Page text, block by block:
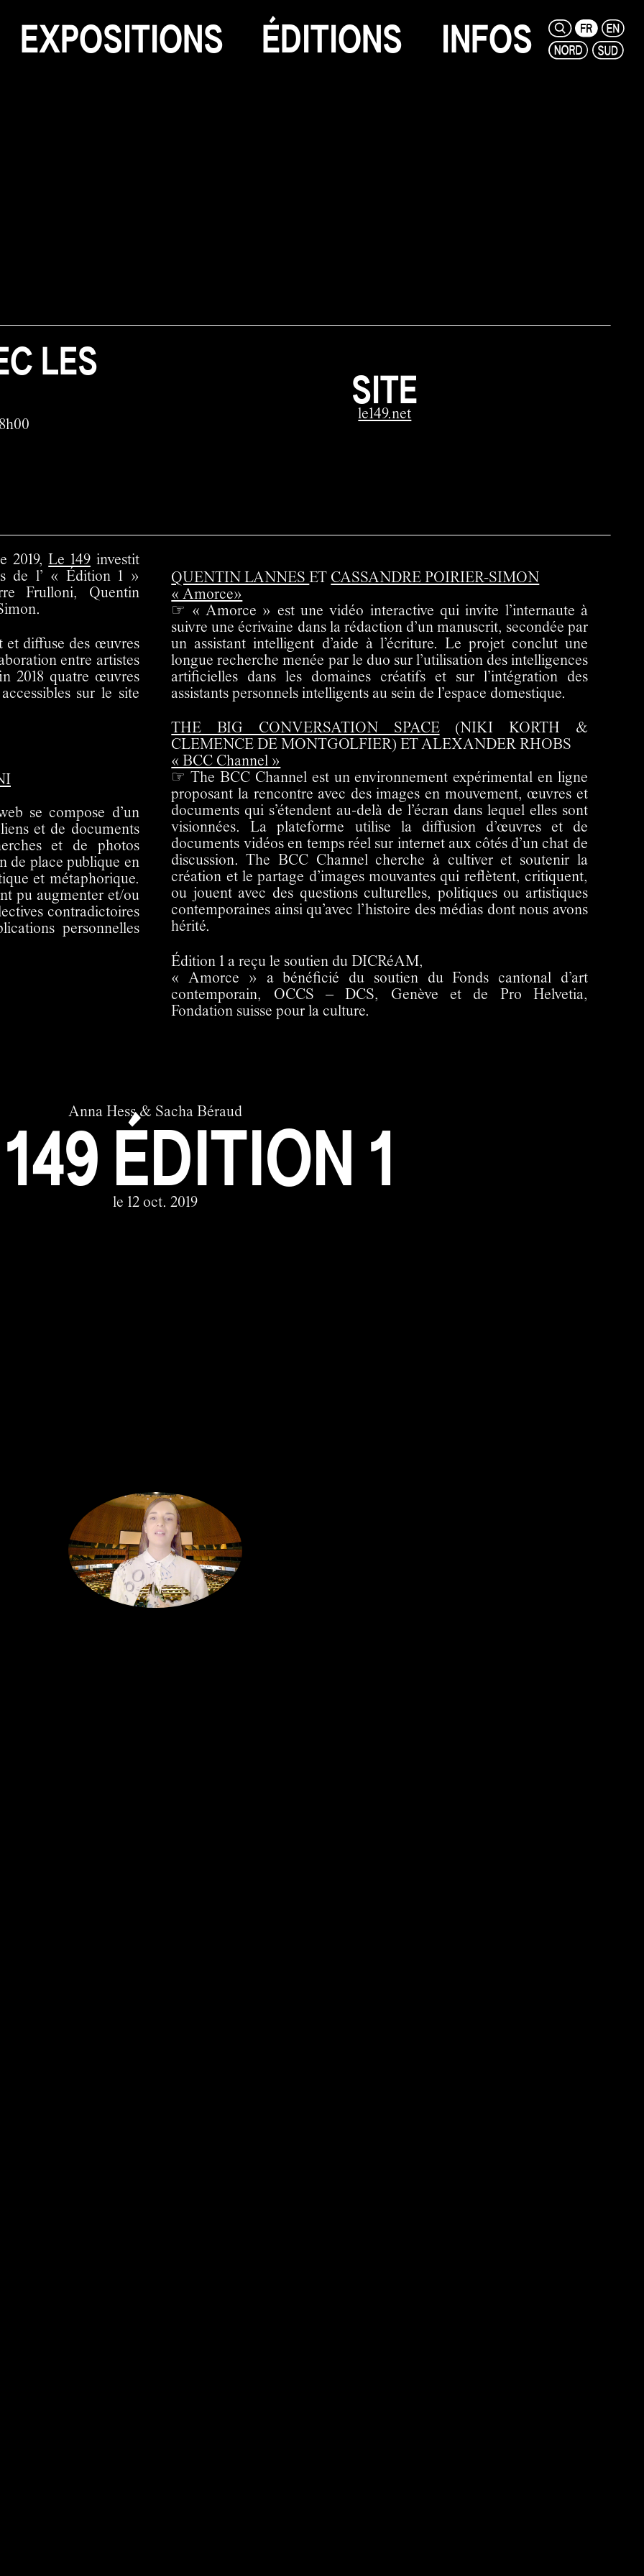
EXPOSITIONS ÉDITIONS INFOS
Anna Hess & Sacha Béraud
ÉDITION 1
le 12 oct. 2019
LES
SITE
le149.net
2019,Le 149investit
de l’ « Édition 1 »
Frulloni, Quentin
et diffuse des œuvres
entre artistes
2018 quatre œuvres
sur le site
se compose d’un
et de documents
et de photos
de place publique en
et métaphorique.
pu augmenter et/ou
contradictoires
personnelles
QUENTIN LANNESET CASSANDRE POIRIER-SIMON
« Amorce»
☞ « Amorce » est une vidéo interactive qui invite l’internaute à
suivre une écrivaine dans la rédaction d’un manuscrit, secondée par
un assistant intelligent d’aide à l’écriture. Le projet conclut une
longue recherche menée par le duo sur l’utilisation des intelligences
artificielles dans les domaines créatifs et sur l’intégration des
assistants personnels intelligents au sein de l’espace domestique.
THE BIG CONVERSATION SPACE(NIKI KORTH &
CLEMENCE DE MONTGOLFIER) ET ALEXANDER RHOBS
« BCC Channel »
☞ The BCC Channel est un environnement expérimental en ligne
proposant la rencontre avec des images en mouvement, œuvres et
documents qui s’étendent au-delà de l’écran dans lequel elles sont
visionnées. La plateforme utilise la diffusion d’œuvres et de
documents vidéos en temps réel sur internet aux côtés d’un chat de
discussion. The BCC Channel cherche à cultiver et soutenir la
création et le partage d’images mouvantes qui reflètent, critiquent,
ou jouent avec des questions culturelles, politiques ou artistiques
contemporaines ainsi qu’avec l’histoire des médias dont nous avons
hérité.
Édition 1 a reçu le soutien du DICRéAM,
« Amorce » a bénéficié du soutien du Fonds cantonal d’art
contemporain, OCCS – DCS, Genève et de Pro Helvetia,
Fondation suisse pour la culture.